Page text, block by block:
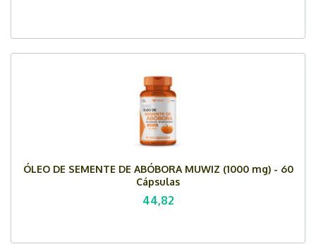
ÓLEO DE SEMENTE DE ABÓBORA MUWIZ (1000 mg) - 60
Cápsulas
44,82